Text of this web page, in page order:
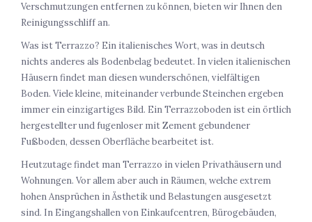
Verschmutzungen entfernen zu können, bieten wir Ihnen den
Reinigungsschliff an.
Was ist Terrazzo? Ein italienisches Wort, was in deutsch
nichts anderes als Bodenbelag bedeutet. In vielen italienischen
Häusern findet man diesen wunderschönen, vielfältigen
Boden. Viele kleine, miteinander verbunde Steinchen ergeben
immer ein einzigartiges Bild. Ein Terrazzoboden ist ein örtlich
hergestellter und fugenloser mit Zement gebundener
Fußboden, dessen Oberfläche bearbeitet ist.
Heutzutage findet man Terrazzo in vielen Privathäusern und
Wohnungen. Vor allem aber auch in Räumen, welche extrem
hohen Ansprüchen in Ästhetik und Belastungen ausgesetzt
sind. In Eingangshallen von Einkaufcentren, Bürogebäuden,